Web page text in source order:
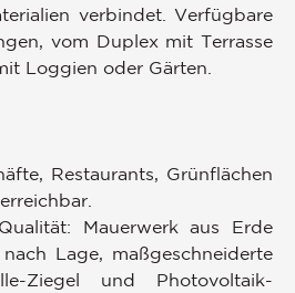
verbindet. Verfügbare
vom Duplex mit Terrasse
Loggien oder Gärten.
Restaurants, Grünflächen
Mauerwerk aus Erde
Lage, maßgeschneiderte
Ziegel und Photovoltaik-